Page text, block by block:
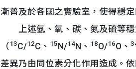
漸普及於各國之實驗室，使得穩
上述氫、氧、碳、氮及硫等穩
（13C/12C、 15N/14N、 18O/16O、
差異乃由同位素分化作用造成。